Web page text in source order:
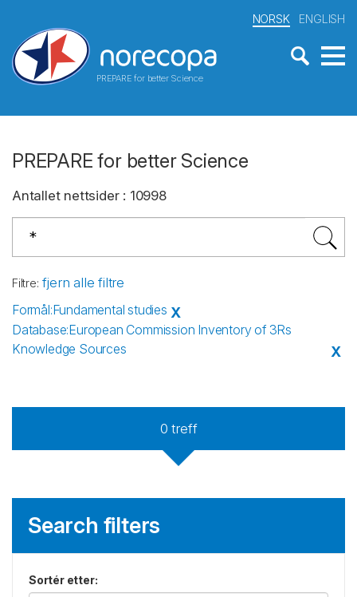
PREPARE for better Science
NORSK ENGLISH
PREPARE for better Science
Antallet nettsider: 10998
Filtre: fjern alle filtre
Formål:Fundamental studies X
Database:European Commission Inventory of 3Rs
Knowledge Sources
X
0 treff
Search filters
Sortér etter: